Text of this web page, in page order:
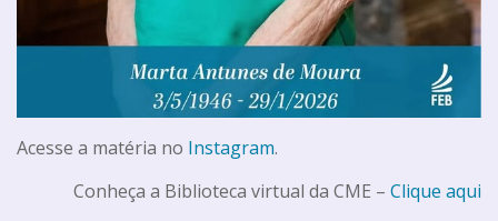
Acesse a matéria no Instagram.
Conheça a Biblioteca virtual da CME – Clique aqui